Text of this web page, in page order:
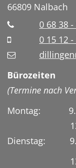
66809 Nalbach
0 68 38
0 15 12
Bürozeiten
(Termine nach
Montag:
13.00 -
Dienstag:
13.00 -